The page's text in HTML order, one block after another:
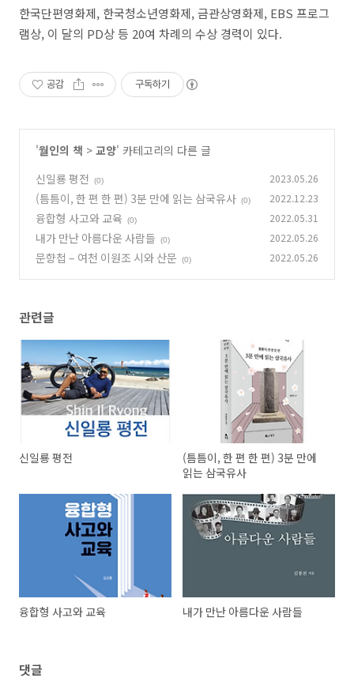
한국단편영화제, 한국청소년영화제,금관상영화제, EBS 프로그
램상, 이 달의 PD상 등 20여 차례의 수상 경력이 있다.
공감 구독하기
'월인의 책 > 교양' 카테고리의 다른 글
신일룡 평전
(0) 2023.05.26
(틈틈이, 한 편 한 편) 3분 만에 읽는 삼국유사 (0) 2022.12.23
융합형 사고와 교육 (0) 2022.05.31
내가 만난 아름다운 사람들 (0) 2022.05.26
문향첩 – 여천 이원조 시와 산문 (0) 2022.05.26
관련글
신일룡 평전
(틈틈이, 한 편 한 편) 3분 만에
읽는 삼국유사
융합형 사고와 교육 내가 만난 아름다운 사람들
댓글